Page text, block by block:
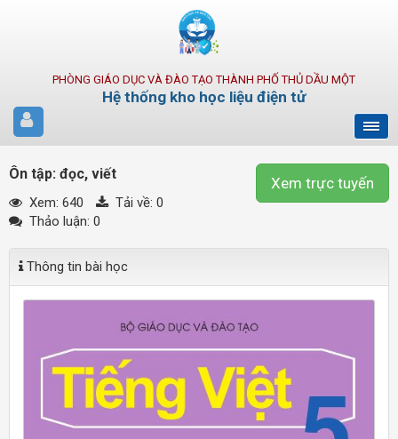
PHÒNG GIÁO DỤC VÀ ĐÀO TẠO THÀNH PHỐ THỦ DẦU MỘT
Hệ thống kho học liệu điện tử
Xem trực tuyến
Ôn tập: đọc, viết
Xem: 640 Tải về: 0
Thảo luận: 0
Thông tin bài học